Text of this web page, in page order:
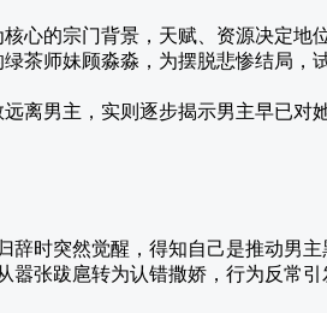
心的宗门背景，天赋、资源决定地
绿茶师妹顾淼淼，为摆脱悲惨结局
远离男主，实则逐步揭示男主早已对
辞时突然觉醒，得知自己是推动男主
嚣张跋扈转为认错撒娇，行为反常引